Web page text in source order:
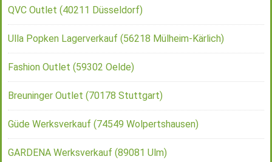
QVC Outlet (40211 Düsseldorf)
Ulla Popken Lagerverkauf (56218 Mülheim-Kärlich)
Fashion Outlet (59302 Oelde)
Breuninger Outlet (70178 Stuttgart)
Güde Werksverkauf (74549 Wolpertshausen)
GARDENA Werksverkauf (89081 Ulm)